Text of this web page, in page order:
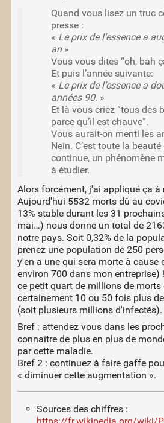
Quand vous lisez un truc
presse :
« Le prix de l’essence a
an»
Vous vous dites “oh, bah
Et puis l’année suivante:
« Le prix de l’essence a
années 90. »
Et là vous criez “tous des
parce qu’il est chauve”.
Vous aurait-on menti les
Nein. C’est toute la
continue, un phénomène
à étudier.
Alors forcément, j'ai appliqué ça à
Aujourd'hui 5532 morts dû au
13% stable durant les 31
mai…) nous donne un total de
notre pays. Soit 0,32% de la
prenez une population de 250
y'en a une qui sera morte à cause
environ 700 dans mon entreprise)
ce petit quart de millions de morts
certainement 10 ou 50 fois plus
(soit plusieurs millions d'infectés).
Bref : attendez vous dans les
connaître de plus en plus de
par cette maladie.
Bref 2 : continuez à faire gaffe
« diminuer cette augmentation ».
Sources des chiffres :